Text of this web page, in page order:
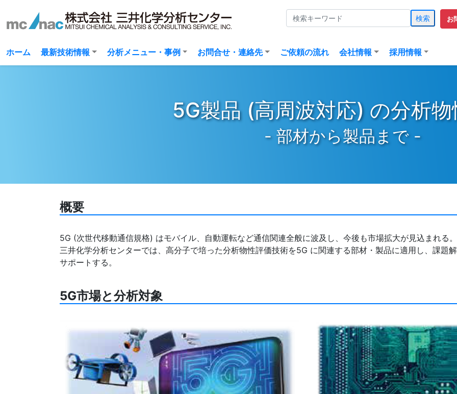
検索 お
ホーム (current)
最新技術情報 分析メニュー・事例 お問合せ・連絡先 ご依頼の流れ(current)
会社情報 採用情報
5G製品 (高周波対応) の分析
- 部材から製品まで -
概要
5G (次世代移動通信規格) はモバイル、自動運転など通信関連全般に波及し、今後も市場拡大が見込まれる。
三井化学分析センターでは、高分子で培った分析物性評価技術を5G に関連する部材・製品に適用し、課題
サポートする。
5G市場と分析対象